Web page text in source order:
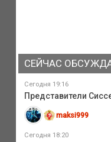
СЕЙЧАС
Сегодня 19:16
Представители
maksi999
Сегодня 18:20